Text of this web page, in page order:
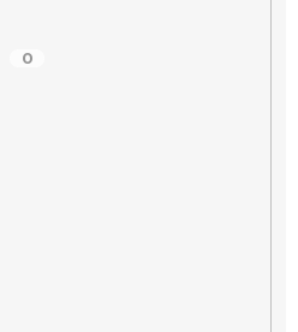
0